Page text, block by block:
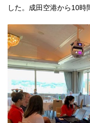
した。成田空港から10時